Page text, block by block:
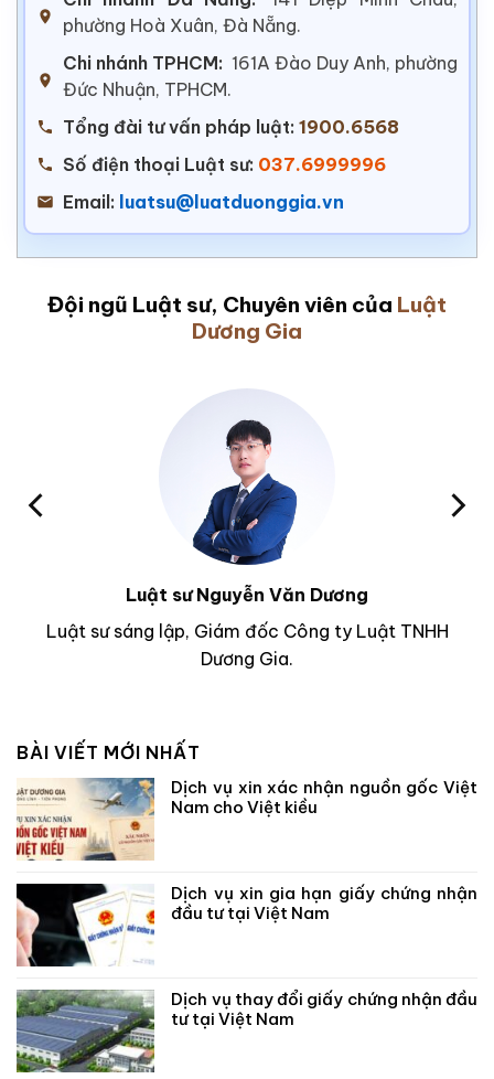
phường Hoà Xuân, Đà Nẵng.
Chi nhánh TPHCM: 161A Đào Duy Anh, phường
Đức Nhuận, TPHCM.
Tổng đài tư vấn pháp luật: 1900.6568
Số điện thoại Luật sư: 037.6999996
Email: luatsu@luatduonggia.vn
Đội ngũ Luật sư, Chuyên viên của Luật
Dương Gia
Luật sư Nguyễn Văn Dương
Luật sư sáng lập, Giám đốc Công ty Luật TNHH
Dương Gia.
BÀI VIẾT MỚI NHẤT
Dịch vụ xin xác nhận nguồn gốc Việt
Nam cho Việt kiều
Dịch vụ xin gia hạn giấy chứng nhận
đầu tư tại Việt Nam
Dịch vụ thay đổi giấy chứng nhận đầu
tư tại Việt Nam